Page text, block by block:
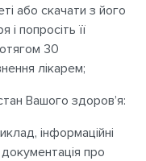
або скачати з його
і попросіть її
30
лікарем;
Вашого здоров’я:
інформаційні
документація про